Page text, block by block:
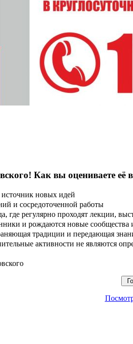
Как вы оцениваете её
новых идей
и сосредоточенной работы
где регулярно проходят лекции,
и рождаются новые сообщества
традиции и передающая
активности не являются